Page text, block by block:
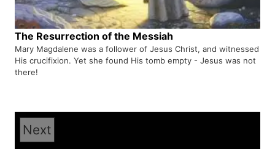
The Resurrection of the Messiah
Mary Magdalene was a follower of Jesus Christ, and witnessed
His crucifixion. Yet she found His tomb empty - Jesus was not
there!
Next